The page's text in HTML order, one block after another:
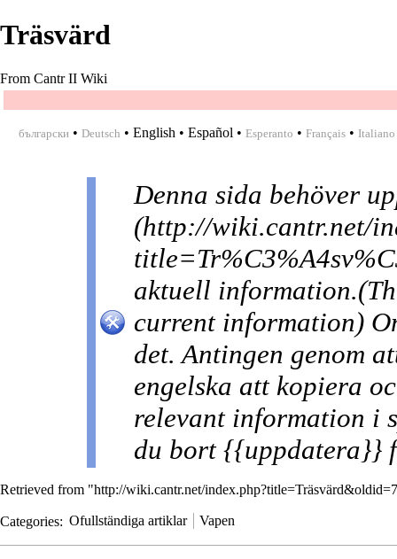
Träsvärd
From Cantr II Wiki
български • Deutsch • English • Español • Esperanto • Français • Italiano
Denna sida behöver
aktuell
current information)
det. Antingen genom
engelska att kopiera
relevant information i
du bort {{uppdatera}}
Retrieved from "http://wiki.cantr.net/
Categories: Ofullständiga artiklar Vapen